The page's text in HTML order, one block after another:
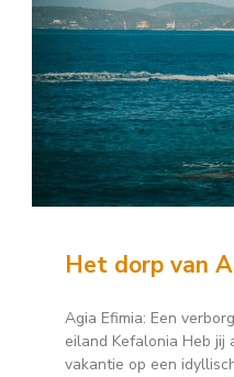
Het dorp van
Agia Efimia: Een
eiland Kefalonia Heb jij
vakantie op een